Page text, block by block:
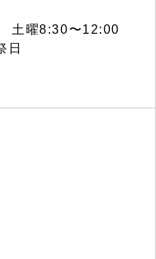
土曜8:30〜12:00
日